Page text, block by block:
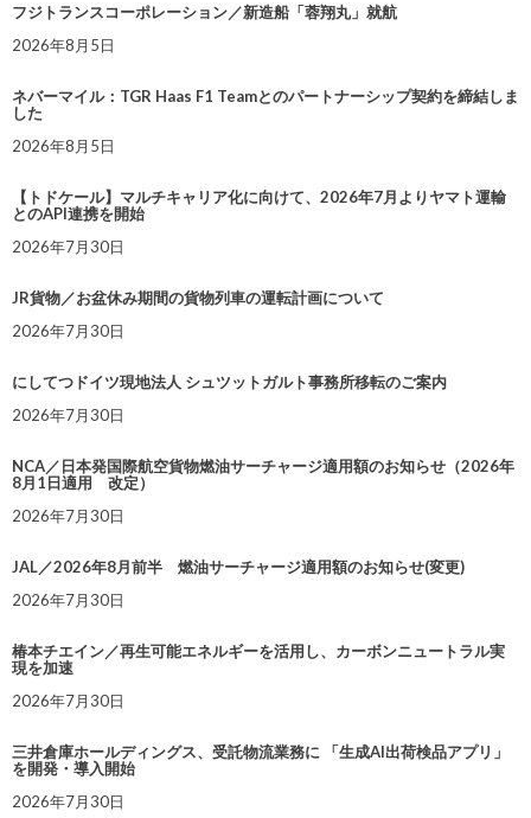
フジトランスコーポレーション／新造船「蓉翔丸」就航
2026年8月5日
ネバーマイル：TGR Haas F1 Teamとのパートナーシップ契約を締結しま
した
2026年8月5日
【トドケール】マルチキャリア化に向けて、2026年7月よりヤマト運輸
とのAPI連携を開始
2026年7月30日
JR貨物／お盆休み期間の貨物列車の運転計画について
2026年7月30日
にしてつドイツ現地法人 シュツットガルト事務所移転のご案内
2026年7月30日
NCA／日本発国際航空貨物燃油サーチャージ適用額のお知らせ（2026年
8月1日適用 改定）
2026年7月30日
JAL／2026年8月前半 燃油サーチャージ適用額のお知らせ(変更)
2026年7月30日
椿本チエイン／再生可能エネルギーを活用し、カーボンニュートラル実
現を加速
2026年7月30日
三井倉庫ホールディングス、受託物流業務に 「生成AI出荷検品アプリ」
を開発・導入開始
2026年7月30日